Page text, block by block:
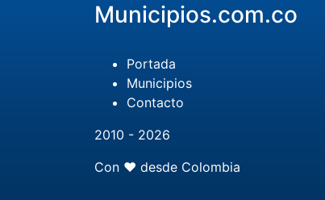
Municipios.com.co
Portada
Municipios
Contacto
2010 - 2026
Con ❤️ desde Colombia